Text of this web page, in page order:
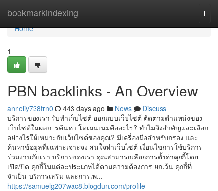
bookmarkindexing
Home
Home
1
PBN backlinks - An Overview
anneliy738trn0 443 days ago News
Discuss
บริการของเรา รับทำเว็บไซต์ ออกแบบเว็บไซต์ ติดตามตำแหน่งของ
เว็บไซต์ในผลการค้นหา โดเมนเนมคืออะไร? ทำไมจึงสำคัญและเลือก
อย่างไรให้เหมาะกับเว็บไซต์ของคุณ? มีเครื่องมือสำหรับกรอง และ
ค้นหาข้อมูลที่เฉพาะเจาะจง สนใจทำเว็บไซต์ เงื่อนไขการใช้บริการ
ร่วมงานกับเรา บริการของเรา คุณสามารถเลือกการตั้งค่าคุกกี้โดย
เปิด/ปิด คุกกี้ในแต่ละประเภทได้ตามความต้องการ ยกเว้น คุกกี้ที่
จำเป็น บริการเสริม และการเพ...
https://samuelg207wac8.blogdun.com/profile